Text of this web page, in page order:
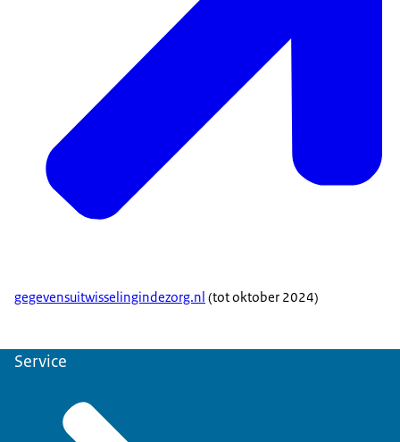
gegevensuitwisselingindezorg.nl (tot oktober 2024)
Service